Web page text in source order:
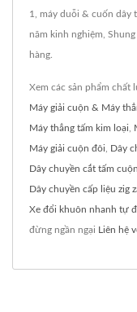
1, máy duỗi & cuốn dây
năm kinh nghiệm,
hàng.
Xem các sản phẩm chất
Máy giải cuộn & Máy
Máy thẳng tấm kim loại
Máy giải cuộn đôi Dây
Dây chuyền cắt tấm cuộn
Dây chuyền cấp liệu zig
Xe đổi khuôn nhanh tự
đừng ngần ngại Liên hệ